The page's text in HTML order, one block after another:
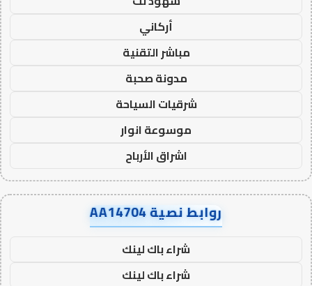
أركاني
مباشر التقنية
مدونة صحبة
شرقيات السياحة
موسوعة انوار
اشراق الأرباح
روابط نصية AA14704
شراء باك لينك
شراء باك لينك